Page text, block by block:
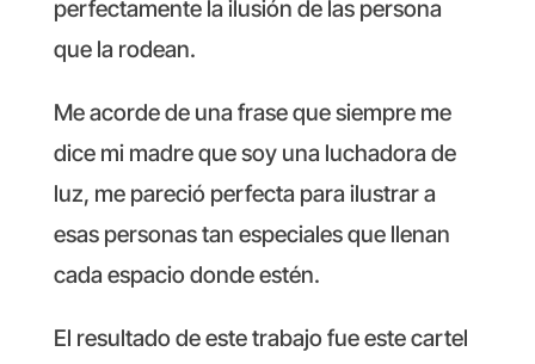
perfectamente la ilusión de las persona
que la rodean.
Me acorde de una frase que siempre me
dice mi madre que soy una luchadora de
luz, me pareció perfecta para ilustrar a
esas personas tan especiales que llenan
cada espacio donde estén.
El resultado de este trabajo fue este cartel